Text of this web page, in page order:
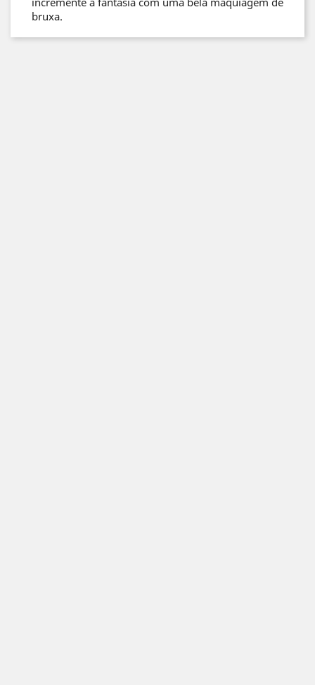
bruxa.